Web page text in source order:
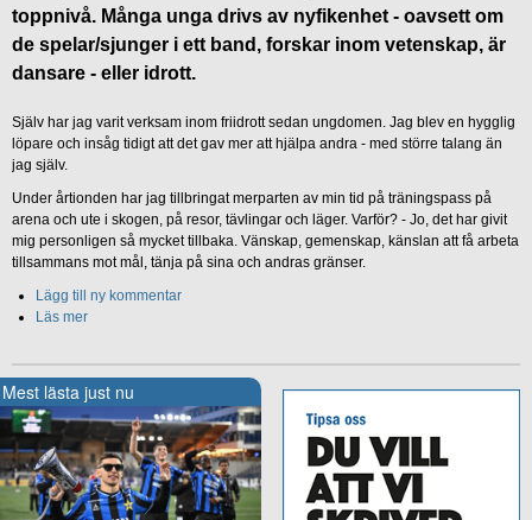
toppnivå. Många unga drivs av nyfikenhet - oavsett om
de spelar/sjunger i ett band, forskar inom vetenskap, är
dansare - eller idrott.
Själv har jag varit verksam inom friidrott sedan ungdomen. Jag blev en hygglig
löpare och insåg tidigt att det gav mer att hjälpa andra - med större talang än
jag själv.
Under årtionden har jag tillbringat merparten av min tid på träningspass på
arena och ute i skogen, på resor, tävlingar och läger. Varför? - Jo, det har givit
mig personligen så mycket tillbaka. Vänskap, gemenskap, känslan att få arbeta
tillsammans mot mål, tänja på sina och andras gränser.
Lägg till ny kommentar
Läs mer
Mest lästa just nu